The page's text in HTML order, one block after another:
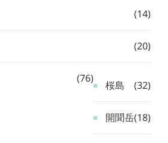
(14)
(20)
(76)
桜島 (32)
開聞岳(18)